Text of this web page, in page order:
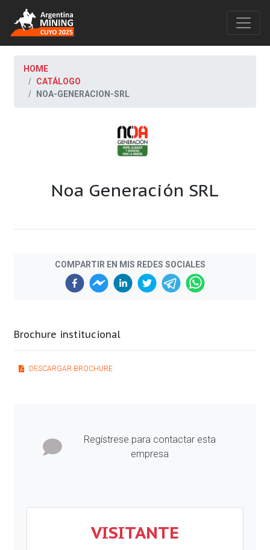
HOME
CATÁLOGO
NOA-GENERACION-SRL
Noa Generación SRL
COMPARTIR EN MIS REDES SOCIALES
Brochure institucional
DESCARGAR BROCHURE
Regístrese para contactar esta
empresa
VISITANTE